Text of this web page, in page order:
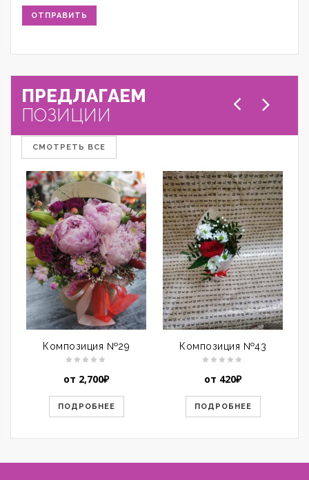
ПРЕДЛАГАЕМ
ПОЗИЦИИ
СМОТРЕТЬ ВСЕ
Композиция №29
от 2,700₽
ПОДРОБНЕЕ
Композиция №43
от 420₽
ПОДРОБНЕЕ